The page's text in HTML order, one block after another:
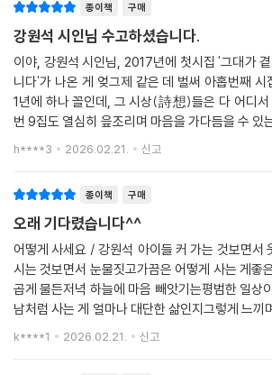
· 별
· 큰 나무
· 갈대는 춤춘다
· 길이 아닌 길은 없다
· 빈 의자
· 휴일 아침
· 기적을 만들어라
· 쌀
· 어스름
· 나눔
· 비 내리는오후
· 어버이날
· 시골집
· 당신의 하늘
· 태권도
종이책 구매
강원석 시인님 수고하셨습니다.
이야, 강원석 시인님, 2017년에 첫시집 '그대가
니다'가 나온 게 엊그제 같은 데 벌써 아홉번째 시
1년에 하나 꼴인데, 그 시상(詩想)들은 다 어디서
번 9집도 열심히 읖조리며 마음을 가다듬을 수 있
다. 강원석 시인님 수고하셨습니다.^^
h****3 2026.02.21. 신고
종이책 구매
오래 기다렸습니다^^
어떻게 사세요 / 강원석 아이들 커 가는 것보면서
시는 것보면서 눈물짓고가끔은 어떻게 사는 게좋
곱게 물든저녁 하늘에 마음 빼앗기는평범한 일상
남처럼 사는 게 얼마나 대단한 삶인지그렇게 느끼
k****1 2026.02.21. 신고